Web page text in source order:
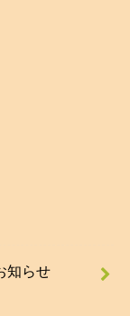
知らせ